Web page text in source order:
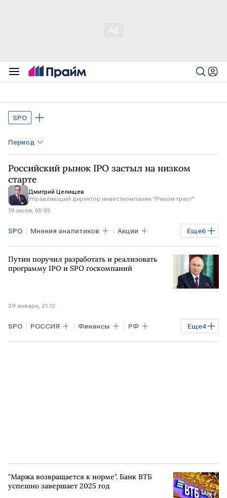
SPO
Период
Российский рынок IPO застыл на низком
старте
Дмитрий Целищев
Управляющий директор инвесткомпании "Риком траст"
19 июля, 05:05
Еще6
SPO Мнения аналитиков Акции
Рынок США ИНДИЯ Минфин
SpaceX IPO
Путин поручил разработать и реализовать
программу IPO и SPO госкомпаний
29 января, 21:12
Еще4
SPO РОССИЯ Финансы РФ
Владимир Путин Михаил Мишустин
"Маржа возвращается к норме". Банк ВТБ
успешно завершает 2025 год